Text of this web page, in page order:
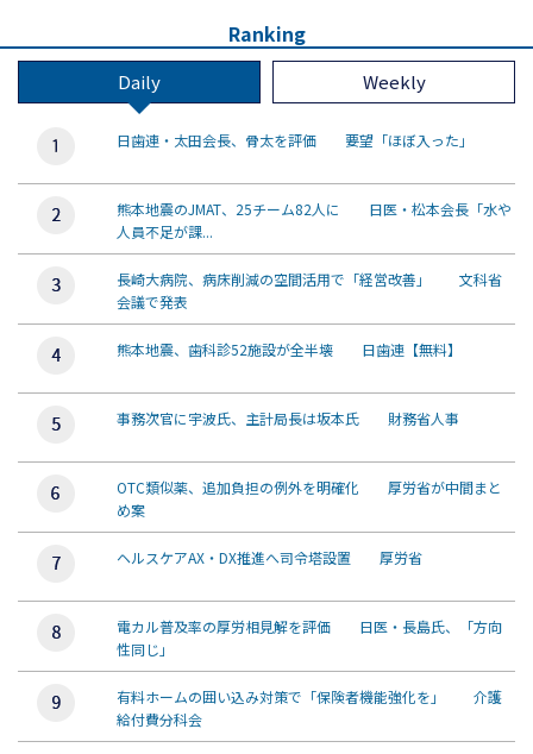
Ranking
Daily Weekly
日歯連・太田会長、骨太を評価 要望「ほぼ入った」
熊本地震のJMAT、25チーム82人に 日医・松本会長「水や
人員不足が課...
長崎大病院、病床削減の空間活用で「経営改善」 文科省
会議で発表
熊本地震、歯科診52施設が全半壊 日歯連【無料】
事務次官に宇波氏、主計局長は坂本氏 財務省人事
OTC類似薬、追加負担の例外を明確化 厚労省が中間まと
め案
ヘルスケアAX・DX推進へ司令塔設置 厚労省
電カル普及率の厚労相見解を評価 日医・長島氏、「方向
性同じ」
有料ホームの囲い込み対策で「保険者機能強化を」 介護
給付費分科会